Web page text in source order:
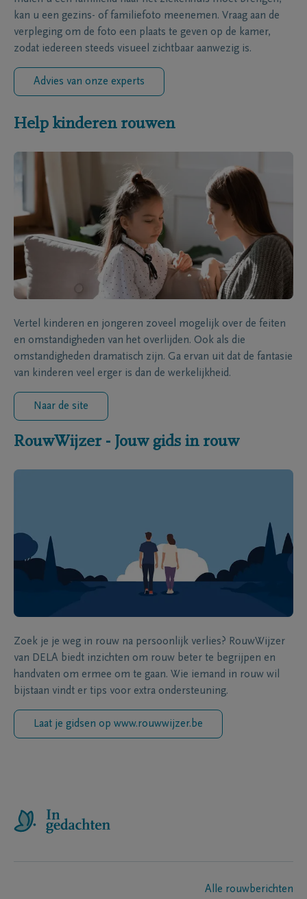
kan u een gezins- of familiefoto meenemen. Vraag aan de
verpleging om de foto een plaats te geven op de kamer,
zodat iedereen steeds visueel zichtbaar aanwezig is.
Advies van onze experts
Help kinderen rouwen
Vertel kinderen en jongeren zoveel mogelijk over de feiten
en omstandigheden van het overlijden. Ook als die
omstandigheden dramatisch zijn. Ga ervan uit dat de fantasie
van kinderen veel erger is dan de werkelijkheid.
Naar de site
RouwWijzer - Jouw gids in rouw
Zoek je je weg in rouw na persoonlijk verlies? RouwWijzer
van DELA biedt inzichten om rouw beter te begrijpen en
handvaten om ermee om te gaan. Wie iemand in rouw wil
bijstaan vindt er tips voor extra ondersteuning.
Laat je gidsen op www.rouwwijzer.be
Alle rouwberichten